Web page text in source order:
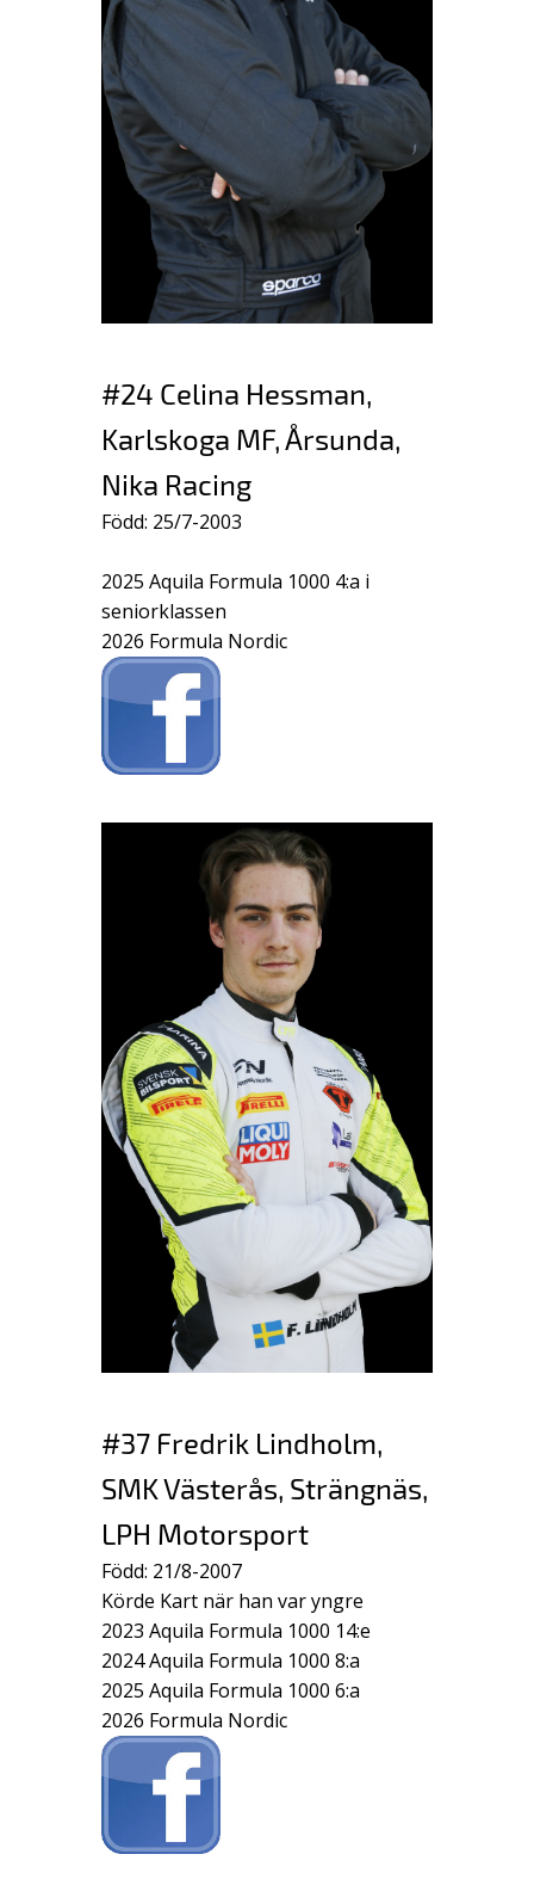
#24 Celina Hessman,
Karlskoga MF, Årsunda,
Nika Racing
Född: 25/7-2003
2025 Aquila Formula 1000 4:a i
seniorklassen
2026 Formula Nordic
#37 Fredrik Lindholm,
SMK Västerås, Strängnäs,
LPH Motorsport
Född: 21/8-2007
Körde Kart när han var yngre
2023 Aquila Formula 1000 14:e
2024 Aquila Formula 1000 8:a
2025 Aquila Formula 1000 6:a
2026 Formula Nordic